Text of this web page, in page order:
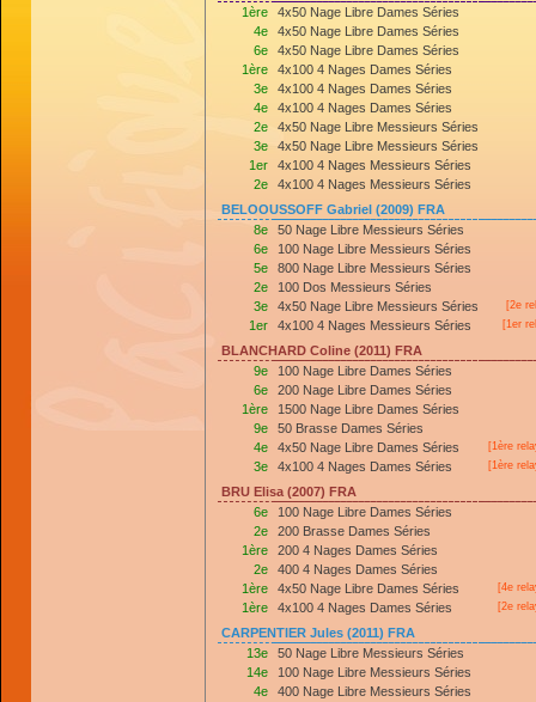
1ère
4x50 Nage Libre Dames Séries
4e
4x50 Nage Libre Dames Séries
6e
4x50 Nage Libre Dames Séries
1ère
4x100 4 Nages Dames Séries
3e
4x100 4 Nages Dames Séries
4e
4x100 4 Nages Dames Séries
2e
4x50 Nage Libre Messieurs Séries
3e
4x50 Nage Libre Messieurs Séries
1er
4x100 4 Nages Messieurs Séries
2e
4x100 4 Nages Messieurs Séries
BELOOUSSOFF Gabriel (2009) FRA
8e
50 Nage Libre Messieurs Séries
6e
100 Nage Libre Messieurs Séries
5e
800 Nage Libre Messieurs Séries
2e
100 Dos Messieurs Séries
3e
4x50 Nage Libre Messieurs Séries [2e
1er 4x100 4 Nages Messieurs Séries [1er
BLANCHARD Coline (2011) FRA
9e
100 Nage Libre Dames Séries
6e
200 Nage Libre Dames Séries
1ère
1500 Nage Libre Dames Séries
9e
50 Brasse Dames Séries
4e
4x50 Nage Libre Dames Séries [1ère
3e 4x100 4 Nages Dames Séries [1ère
BRU Elisa (2007) FRA
6e
100 Nage Libre Dames Séries
2e
200 Brasse Dames Séries
1ère
200 4 Nages Dames Séries
2e
400 4 Nages Dames Séries
1ère
4x50 Nage Libre Dames Séries [4e
1ère 4x100 4 Nages Dames Séries [2e
CARPENTIER Jules (2011) FRA
13e
50 Nage Libre Messieurs Séries
14e
100 Nage Libre Messieurs Séries
4e
400 Nage Libre Messieurs Séries